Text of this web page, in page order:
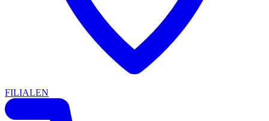
FILIALEN